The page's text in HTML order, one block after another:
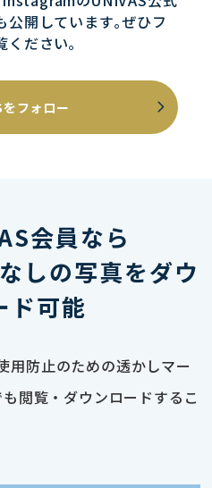
公開しています｡ぜひフ
ください｡
フォロー
会員なら
しの写真をダウ
ド可能
用防止のための透かしマー
閲覧・ダウンロードするこ